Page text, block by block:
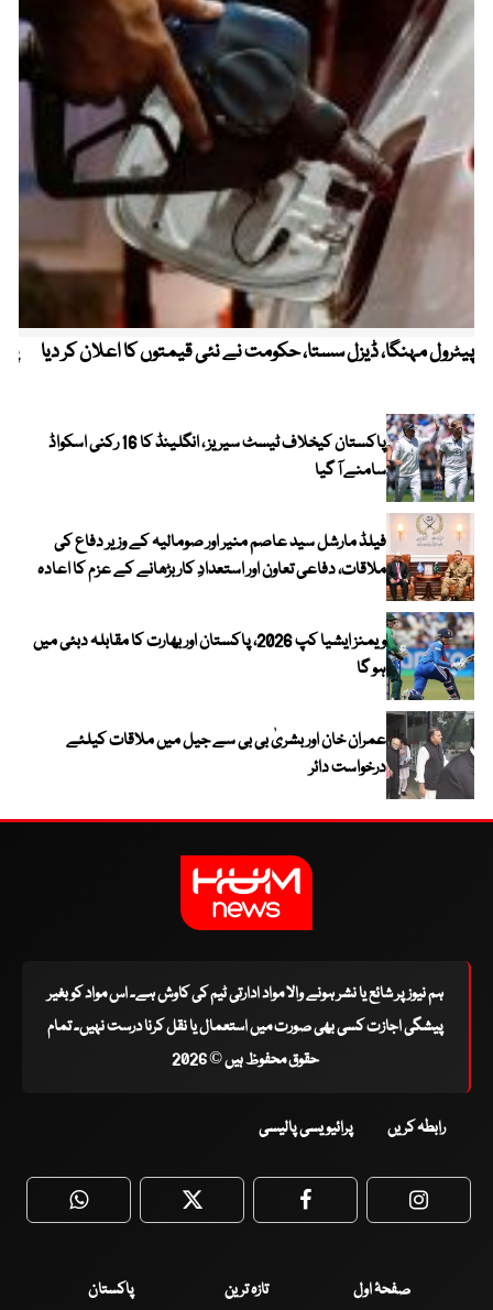
پیٹرول مہنگا، ڈیزل سستا، حکومت نے نئی قیمتوں کا اعلان کر دیا
پاکستان کیخلاف ٹیسٹ سیریز ، انگلینڈ کا 16 رکنی اسکواڈ
سامنے آ گیا
فیلڈ مارشل سید عاصم منیر اور صومالیہ کے وزیر دفاع کی
ملاقات، دفاعی تعاون اور استعدادِ کار بڑھانے کے عزم کا اعادہ
ویمنز ایشیا کپ 2026، پاکستان اور بھارت کا مقابلہ دبئی میں
ہو گا
عمران خان اور بشریٰ بی بی سے جیل میں ملاقات کیلئے
درخواست دائر
ہم نیوز پر شائع یا نشر ہونے والا مواد ادارتی ٹیم کی کاوش ہے۔ اس مواد کو بغیر
پیشگی اجازت کسی بھی صورت میں استعمال یا نقل کرنا درست نہیں۔ تمام
حقوق محفوظ ہیں © 2026
رابطہ کریں پرائیویسی پالیسی
WhatsApp Twitter Facebook
صفحۂ اول تازہ ترین
پاکستان